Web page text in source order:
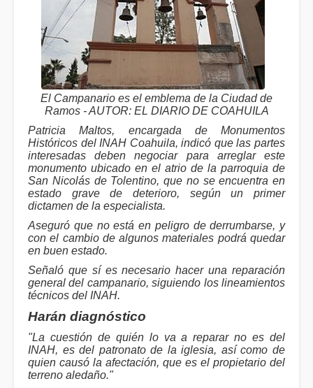
El Campanario es el emblema de la Ciudad de
Ramos - AUTOR: EL DIARIO DE COAHUILA
Patricia Maltos, encargada de Monumentos
Históricos del INAH Coahuila, indicó que las partes
interesadas deben negociar para arreglar este
monumento ubicado en el atrio de la parroquia de
San Nicolás de Tolentino, que no se encuentra en
estado grave de deterioro, según un primer
dictamen de la especialista.
Aseguró que no está en peligro de derrumbarse, y
con el cambio de algunos materiales podrá quedar
en buen estado.
Señaló que sí es necesario hacer una reparación
general del campanario, siguiendo los lineamientos
técnicos del INAH.
Harán diagnóstico
"La cuestión de quién lo va a reparar no es del
INAH, es del patronato de la iglesia, así como de
quien causó la afectación, que es el propietario del
terreno aledaño."